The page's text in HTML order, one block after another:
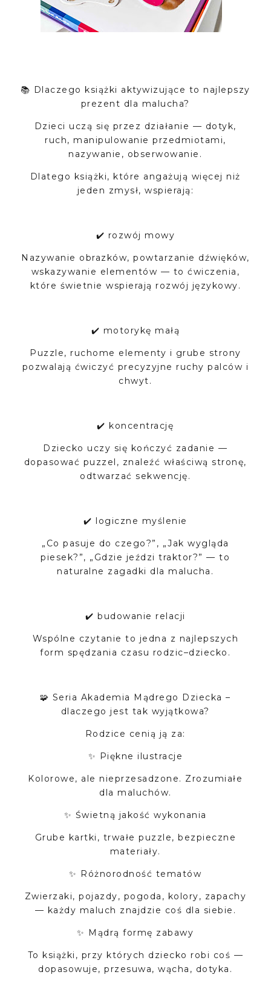
📚 Dlaczego książki aktywizujące to najlepszy
prezent dla malucha?
Dzieci uczą się przez działanie — dotyk,
ruch, manipulowanie przedmiotami,
nazywanie, obserwowanie.
Dlatego książki, które angażują więcej niż
jeden zmysł, wspierają:
✔️ rozwój mowy
Nazywanie obrazków, powtarzanie dźwięków,
wskazywanie elementów — to ćwiczenia,
które świetnie wspierają rozwój językowy.
✔️ motorykę małą
Puzzle, ruchome elementy i grube strony
pozwalają ćwiczyć precyzyjne ruchy palców i
chwyt.
✔️ koncentrację
Dziecko uczy się kończyć zadanie —
dopasować puzzel, znaleźć właściwą stronę,
odtwarzać sekwencję.
✔️ logiczne myślenie
„Co pasuje do czego?”, „Jak wygląda
piesek?”, „Gdzie jeździ traktor?” — to
naturalne zagadki dla malucha.
✔️ budowanie relacji
Wspólne czytanie to jedna z najlepszych
form spędzania czasu rodzic–dziecko.
🧩 Seria Akademia Mądrego Dziecka –
dlaczego jest tak wyjątkowa?
Rodzice cenią ją za:
✨ Piękne ilustracje
Kolorowe, ale nieprzesadzone. Zrozumiałe
dla maluchów.
✨ Świetną jakość wykonania
Grube kartki, trwałe puzzle, bezpieczne
materiały.
✨ Różnorodność tematów
Zwierzaki, pojazdy, pogoda, kolory, zapachy
— każdy maluch znajdzie coś dla siebie.
✨ Mądrą formę zabawy
To książki, przy których dziecko robi coś —
dopasowuje, przesuwa, wącha, dotyka.